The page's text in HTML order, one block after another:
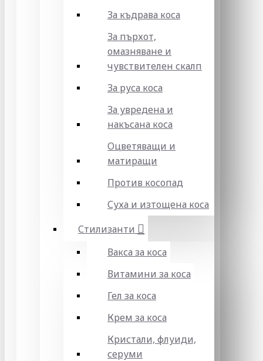
За къдрава коса
За пърхот,
омазняване и
чувствителен скалп
За руса коса
За увредена и
накъсана коса
Оцветяващи и
матиращи
Против косопад
Суха и изтощена коса
Стилизанти
Вакса за коса
Витамини за коса
Гел за коса
Крем за коса
Кристали, флуиди,
серуми